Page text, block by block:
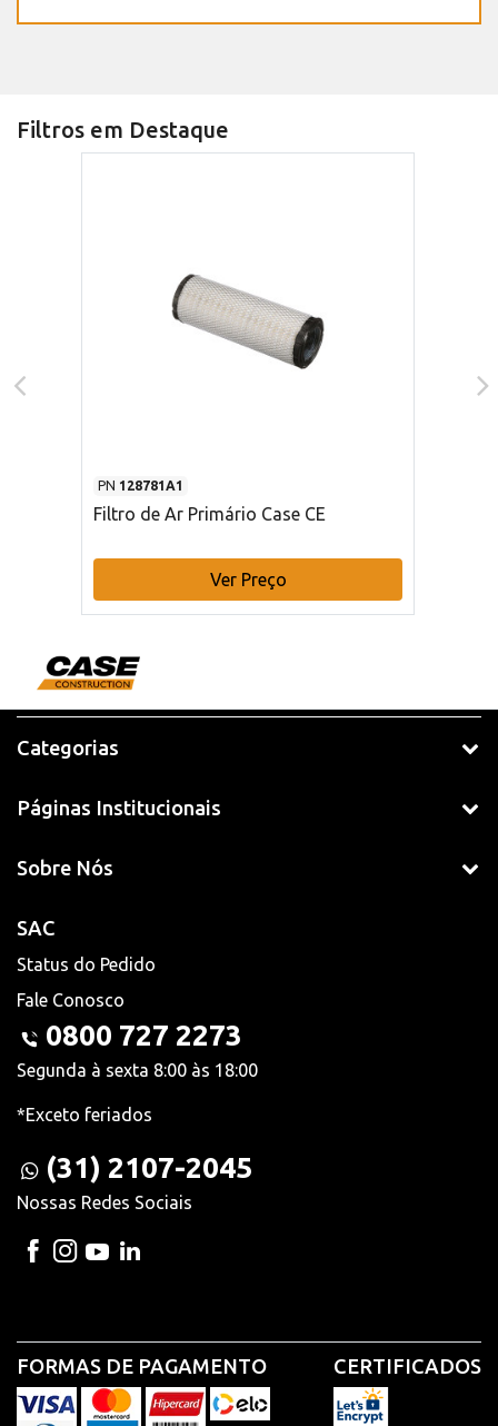
Filtros em Destaque
PN 128781A1
Filtro de Ar Primário Case CE
Ver Preço
Categorias
Páginas Institucionais
Sobre Nós
SAC
Status do Pedido
Fale Conosco
0800 727 2273
Segunda à sexta 8:00 às 18:00
*Exceto feriados
(31) 2107-2045
Nossas Redes Sociais
FORMAS DE PAGAMENTO CERTIFICADOS